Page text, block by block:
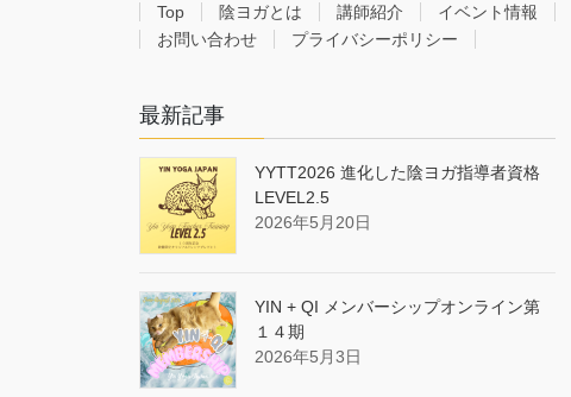
Top 陰ヨガとは 講師紹介 イベント情報
お問い合わせ
プライバシーポリシー
最新記事
YYTT2026 進化した陰ヨガ指導者資格
LEVEL2.5
2026年5月20日
YIN + QI メンバーシップオンライン第
１４期
2026年5月3日